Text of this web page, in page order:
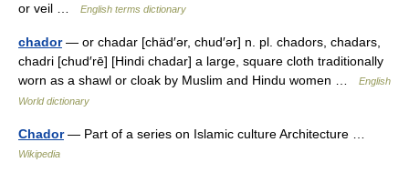
or veil …
English terms dictionary
chador— or chadar [chäd′ər, chud′ər] n. pl. chadors, chadars,
chadri [chud′rē] [Hindi chadar] a large, square cloth traditionally
worn as a shawl or cloak by Muslim and Hindu women …
English
World dictionary
Chador— Part of a series on Islamic culture Architecture …
Wikipedia